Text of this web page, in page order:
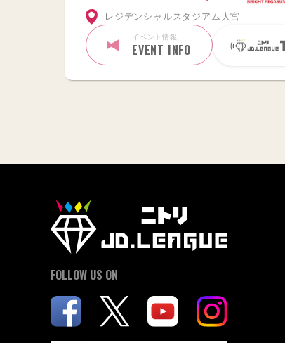
レジデンシャルスタジアム大宮
イベント情報
EVENT INFO
FOLLOW US ON